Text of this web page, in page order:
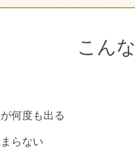
こ んな
何度も出る
らない